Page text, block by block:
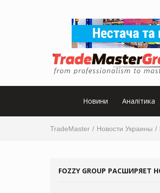
Новини Аналітика
TradeMaster Новости Украины
FOZZY GROUP